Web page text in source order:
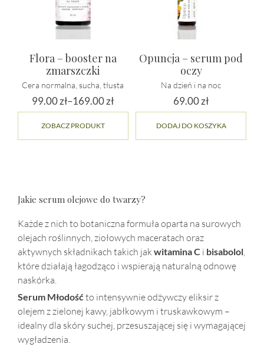
Flora – booster na
zmarszczki
Cera normalna, sucha, tłusta
99.00zł–169.00zł
Zakres
cen:
od
ZOBACZ PRODUKT
produkt
ma
wybrać
stronie
produktu
Opuncja – serum pod
oczy
Na dzień i na noc
69.00zł
DODAJ DO KOSZYKA
Jakie serum olejowe do twarzy?
Każde z nich to botaniczna formuła oparta na surowych
olejach roślinnych, ziołowych maceratach oraz
aktywnych składnikach takich jakwitamina C i bisabolol,
które działają łagodząco i wspierają naturalną odnowę
naskórka.
Serum Młodośćto intensywnie odżywczy eliksir z
olejem z zielonej kawy, jabłkowym i truskawkowym –
idealny dla skóry suchej, przesuszającej się i wymagającej
wygładzenia.